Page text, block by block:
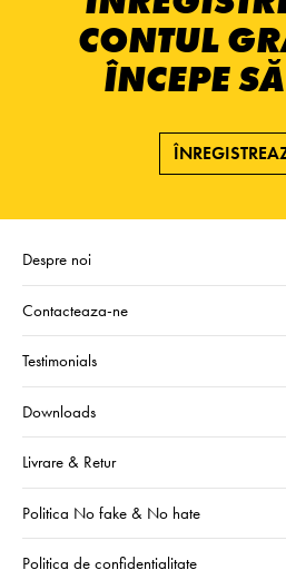
CONTUL
ÎNCEPE
Despre noi
Contacteaza-ne
Testimonials
Downloads
Livrare & Retur
Politica No fake & No hate
Politica de confidentialitate